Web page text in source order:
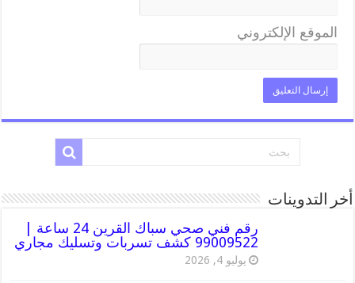
الموقع الإلكتروني
أخر التدوينات
رقم فني صحي سباك القرين 24 ساعة |
99009522 كشف تسربات وتسليك مجاري
يوليو 4, 2026